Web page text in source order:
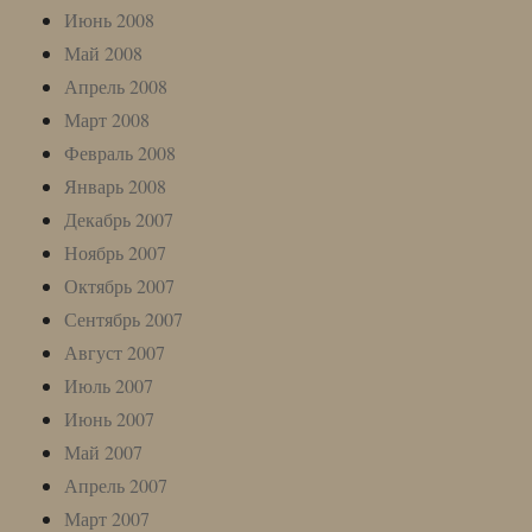
Июнь 2008
Май 2008
Апрель 2008
Март 2008
Февраль 2008
Январь 2008
Декабрь 2007
Ноябрь 2007
Октябрь 2007
Сентябрь 2007
Август 2007
Июль 2007
Июнь 2007
Май 2007
Апрель 2007
Март 2007